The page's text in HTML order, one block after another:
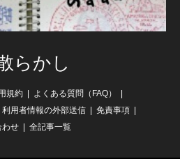
らかし
規約
よくある質問（FAQ）
利用者情報の外部送信
免責事項
わせ
全記事一覧